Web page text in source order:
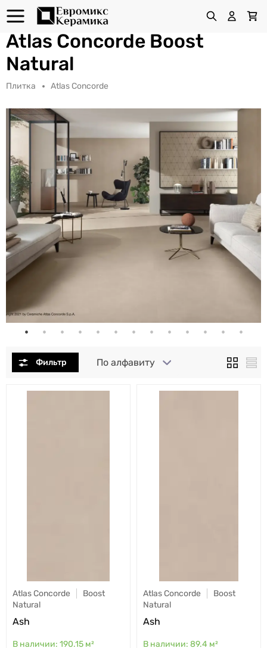
Atlas Concorde Boost
Natural
Плитка Atlas Concorde
По алфавиту
Atlas Concorde
Boost
Natural
Ash
190.15 м²
Atlas Concorde
Boost
Natural
Ash
89.4 м²